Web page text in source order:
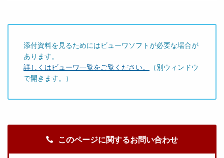
添付資料を見るためにはビューワソフトが必要な場合が
あります。
詳しくはビューワ一覧をご覧ください。
（別ウィンドウ
で開きます。）
このページに関するお問い合わせ